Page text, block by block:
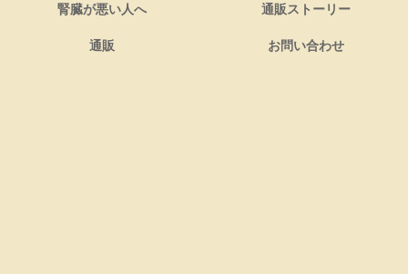
腎臓が悪い人へ 通販ストーリー
通販 お問い合わせ